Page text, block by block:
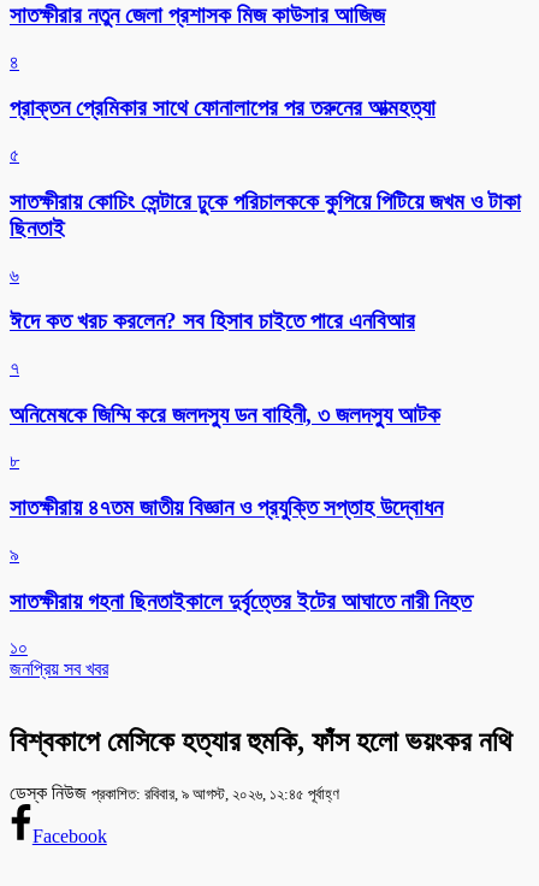
সাতক্ষীরার নতুন জেলা প্রশাসক মিজ কাউসার আজিজ
৪
প্রাক্তন প্রেমিকার সাথে ফোনালাপের পর তরুনের আত্মহত্যা
৫
সাতক্ষীরায় কোচিং সেন্টারে ঢুকে পরিচালককে কুপিয়ে পিটিয়ে জখম ও টাকা
ছিনতাই
৬
ঈদে কত খরচ করলেন? সব হিসাব চাইতে পারে এনবিআর
৭
অনিমেষকে জিম্মি করে জলদস্যু ডন বাহিনী, ৩ জলদস্যু আটক
৮
সাতক্ষীরায় ৪৭তম জাতীয় বিজ্ঞান ও প্রযুক্তি সপ্তাহ উদ্বোধন
৯
সাতক্ষীরায় গহনা ছিনতাইকালে দুর্বৃত্তের ইটের আঘাতে নারী নিহত
১০
জনপ্রিয় সব খবর
বিশ্বকাপে মেসিকে হত্যার হুমকি, ফাঁস হলো ভয়ংকর নথি
ডেস্ক নিউজ প্রকাশিত: রবিবার, ৯ আগস্ট, ২০২৬, ১২:৪৫ পূর্বাহ্ণ
Facebook